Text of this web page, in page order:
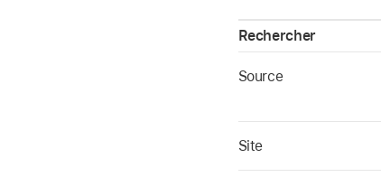
Rechercher
Source
Site